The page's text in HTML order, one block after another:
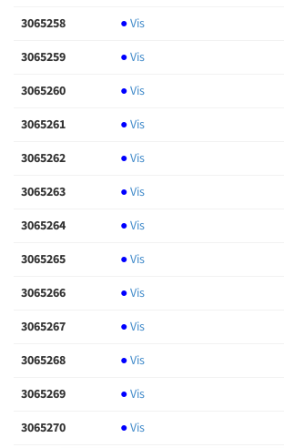
3065258
●Vis
3065259
●Vis
3065260
●Vis
3065261
●Vis
3065262
●Vis
3065263
●Vis
3065264
●Vis
3065265
●Vis
3065266
●Vis
3065267
●Vis
3065268
●Vis
3065269
●Vis
3065270
●Vis